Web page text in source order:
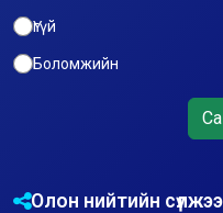
Үгүй
Боломжийн
Олон нийтийн сүлжээ